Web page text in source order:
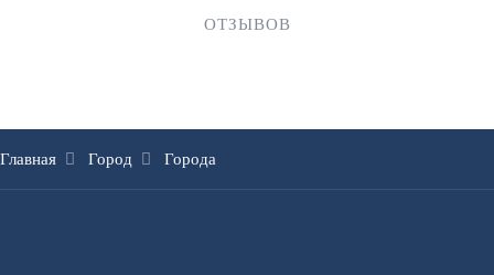
ОТЗЫВОВ
Главная Город Города